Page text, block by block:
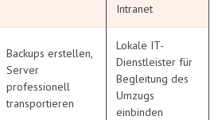
Intranet
Backups erstellen,
Server
professionell
transportieren
Lokale IT-
Dienstleister für
Begleitung des
Umzugs
einbinden